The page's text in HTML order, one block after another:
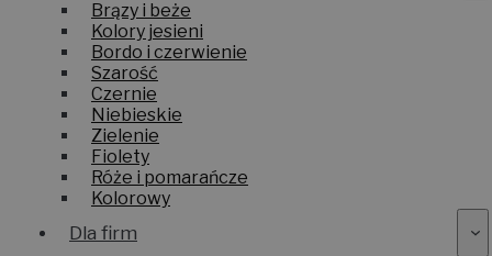
Brązy i beże
Kolory jesieni
Bordo i czerwienie
Szarość
Czernie
Niebieskie
Zielenie
Fiolety
Róże i pomarańcze
Kolorowy
Dla firm